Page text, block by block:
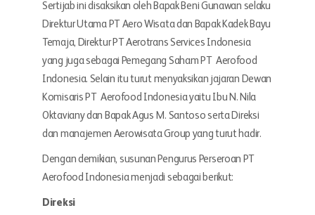
Sertijab ini disaksikan oleh Bapak Beni Gunawan selaku
Direktur Utama PT Aero Wisata dan Bapak Kadek Bayu
Temaja, Direktur PT Aerotrans Services Indonesia
yang juga sebagai Pemegang Saham PT Aerofood
Indonesia. Selain itu turut menyaksikan jajaran Dewan
Komisaris PT Aerofood Indonesia yaitu Ibu N. Nila
Oktaviany dan Bapak Agus M. Santoso serta Direksi
dan manajemen Aerowisata Group yang turut hadir.
Dengan demikian, susunan Pengurus Perseroan PT
Aerofood Indonesia menjadi sebagai berikut:
Direksi